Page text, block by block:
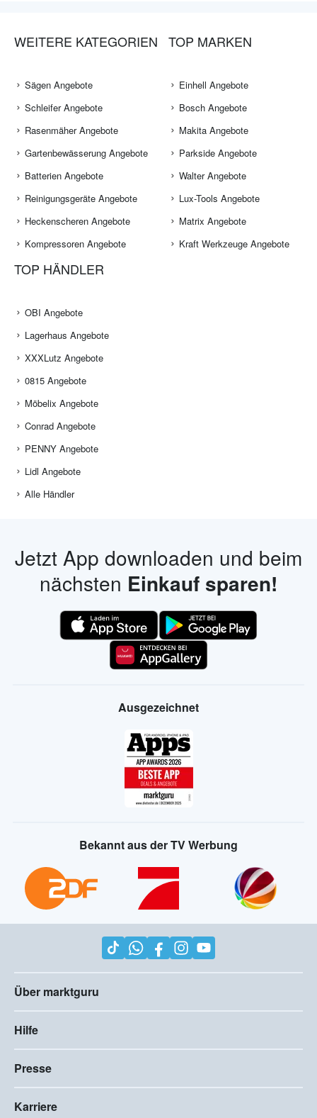
WEITERE KATEGORIEN
Sägen Angebote
Schleifer Angebote
Rasenmäher Angebote
Gartenbewässerung Angebote
Batterien Angebote
Reinigungsgeräte Angebote
Heckenscheren Angebote
Kompressoren Angebote
TOP MARKEN
Einhell Angebote
Bosch Angebote
Makita Angebote
Parkside Angebote
Walter Angebote
Lux-Tools Angebote
Matrix Angebote
Kraft Werkzeuge Angebote
TOP HÄNDLER
OBI Angebote
Lagerhaus Angebote
XXXLutz Angebote
0815 Angebote
Möbelix Angebote
Conrad Angebote
PENNY Angebote
Lidl Angebote
Alle Händler
Jetzt App downloaden und beim
nächsten Einkauf sparen!
Ausgezeichnet
Bekannt aus der TV Werbung
Über marktguru
Hilfe
Presse
Karriere